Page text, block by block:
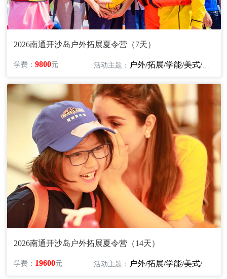
2026南通开沙岛户外拓展夏令营（7天）
学费：9800元 活动主题： 户外/拓展/学能/美式/英语/艺术
2026南通开沙岛户外拓展夏令营（14天）
学费： 19600元 活动主题： 户外/拓展/学能/美式/英语/艺术